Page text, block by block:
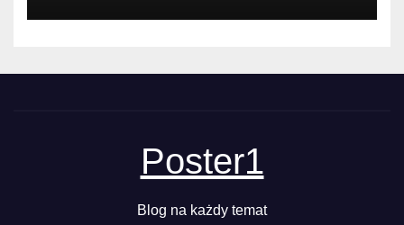
Poster1
Blog na każdy temat